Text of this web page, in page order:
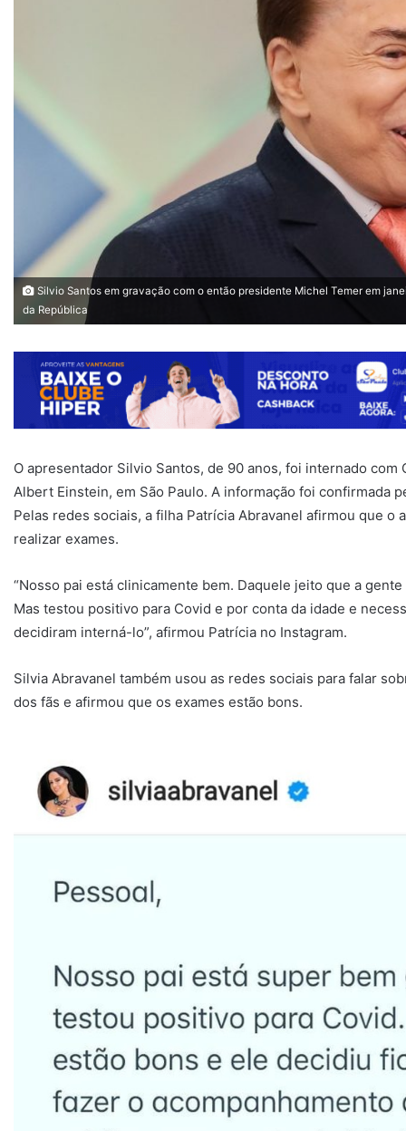
Silvio Santos em gravação com o então presidente Michel Temer em
da República
O apresentador Silvio Santos, de 90 anos, foi internado
Albert Einstein, em São Paulo. A informação foi confirmada
Pelas redes sociais, a filha Patrícia Abravanel afirmou que
realizar exames.
“Nosso pai está clinicamente bem. Daquele jeito que a
Mas testou positivo para Covid e por conta da idade e
decidiram interná-lo”, afirmou Patrícia no Instagram.
Silvia Abravanel também usou as redes sociais para falar
dos fãs e afirmou que os exames estão bons.